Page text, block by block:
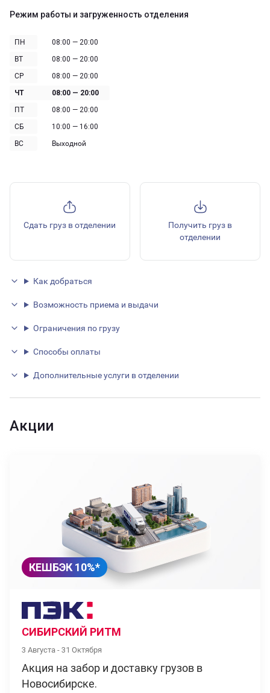
Режим работы и загруженность отделения
ПН
08:00 — 20:00
ВТ
08:00 — 20:00
СР
08:00 — 20:00
ЧТ
08:00 — 20:00
ПТ
08:00 — 20:00
СБ
10:00 — 16:00
ВС
Выходной
Сдать груз в отделении
Получить груз в
отделении
Как добраться
Возможность приема и выдачи
Ограничения по грузу
Способы оплаты
Дополнительные услуги в отделении
Акции
КЕШБЭК 10%*
СИБИРСКИЙ РИТМ
3 Августа - 31 Октября
Акция на забор и доставку грузов в
Новосибирске.